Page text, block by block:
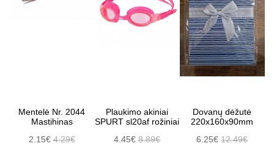
Mentelė Nr. 2044
Mastihinas
2.15€4.29€
Plaukimo akiniai
SPURT sl20af rožiniai
4.45€ 8.89€
Dovanų dėžutė
220x160x90mm
6.25€12.49€